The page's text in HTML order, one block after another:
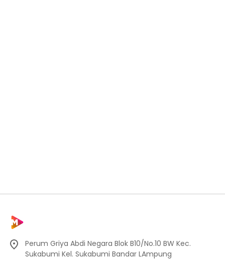
Perum Griya Abdi Negara Blok B10/No.10 BW Kec.
Sukabumi Kel. Sukabumi Bandar LAmpung